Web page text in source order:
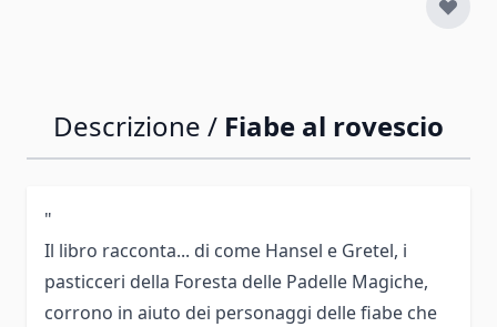
Descrizione / Fiabe al rovescio
"
Il libro racconta... di come Hansel e Gretel, i
pasticceri della Foresta delle Padelle Magiche,
corrono in aiuto dei personaggi delle fiabe che